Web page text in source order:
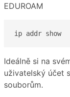
EDUROAM
ip addr show
Ideálně si na
uživatelský účet
souborům.